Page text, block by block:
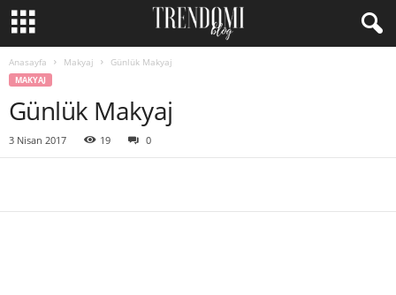
Anasayfa Makyaj Günlük Makyaj
MAKYAJ
Günlük Makyaj
3 Nisan 2017 19 0